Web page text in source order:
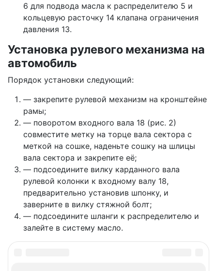
6 для подвода масла к распределителю 5 и
кольцевую расточку 14 клапана ограничения
давления 13.
Установка рулевого механизма на
автомобиль
Порядок установки следующий:
— закрепите рулевой механизм на кронштейне
рамы;
— поворотом входного вала 18 (рис. 2)
совместите метку на торце вала сектора с
меткой на сошке, наденьте сошку на шлицы
вала сектора и закрепите её;
— подсоедините вилку карданного вала
рулевой колонки к входному валу 18,
предварительно установив шпонку, и
заверните в вилку стяжной болт;
— подсоедините шланги к распределителю и
залейте в систему масло.